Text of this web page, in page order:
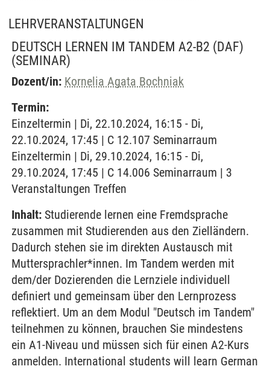
LEHRVERANSTALTUNGEN
DEUTSCH LERNEN IM TANDEM A2-B2 (DAF)
(SEMINAR)
Dozent/in: Kornelia Agata Bochniak
Termin:
Einzeltermin | Di, 22.10.2024, 16:15 - Di,
22.10.2024, 17:45 | C 12.107 Seminarraum
Einzeltermin | Di, 29.10.2024, 16:15 - Di,
29.10.2024, 17:45 | C 14.006 Seminarraum | 3
Veranstaltungen Treffen
Inhalt: Studierende lernen eine Fremdsprache
zusammen mit Studierenden aus den Zielländern.
Dadurch stehen sie im direkten Austausch mit
Muttersprachler*innen. Im Tandem werden mit
dem/der Dozierenden die Lernziele individuell
definiert und gemeinsam über den Lernprozess
reflektiert. Um an dem Modul "Deutsch im Tandem"
teilnehmen zu können, brauchen Sie mindestens
ein A1-Niveau und müssen sich für einen A2-Kurs
anmelden. International students will learn German